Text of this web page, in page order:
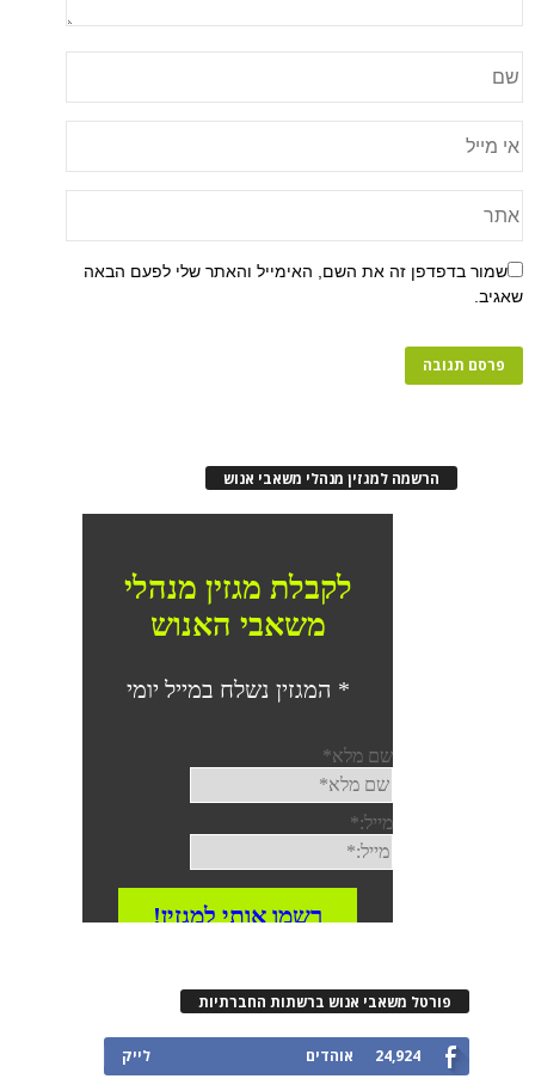
שמור בדפדפן זה את השם, האימייל והאתר שלי לפעם הבאה
שאגיב.
הרשמה למגזין מנהלי משאבי אנוש
פורטל משאבי אנוש ברשתות החברתיות
24,924 אוהדים לייק